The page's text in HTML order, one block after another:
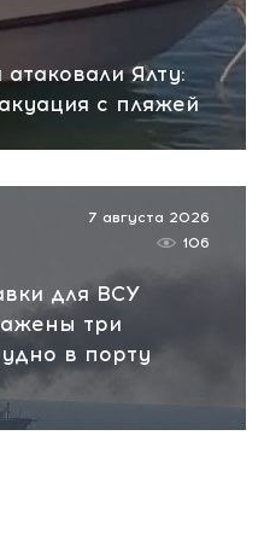
Ялту:
с пляжей
для ВСУ
три
в порту
7 августа 2026
106